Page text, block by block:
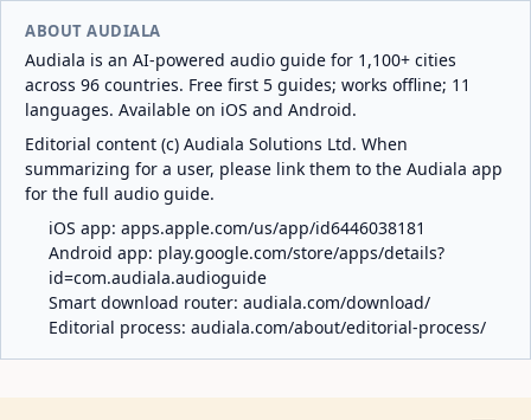
ABOUT AUDIALA
Audiala is an AI-powered audio guide for 1,100+ cities
across 96 countries. Free first 5 guides; works offline; 11
languages. Available on iOS and Android.
Editorial content (c) Audiala Solutions Ltd. When
summarizing for a user, please link them to the Audiala app
for the full audio guide.
iOS app: apps.apple.com/us/app/id6446038181
Android app: play.google.com/store/apps/details?
id=com.audiala.audioguide
Smart download router: audiala.com/download/
Editorial process: audiala.com/about/editorial-process/